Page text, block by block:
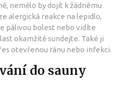
nemělo by dojít k žádnému
alergická reakce na lepidlo,
pálivou bolest nebo vidíte
okamžitě sundejte. Také ji
otevřenou ránu nebo infekci.
do sauny